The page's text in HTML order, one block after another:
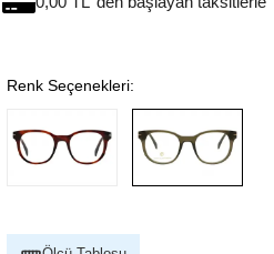
Renk Seçenekleri: